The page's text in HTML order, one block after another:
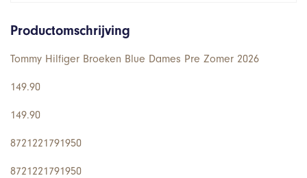
Productomschrijving
Tommy Hilfiger Broeken Blue Dames Pre Zomer 2026
149.90
149.90
8721221791950
8721221791950